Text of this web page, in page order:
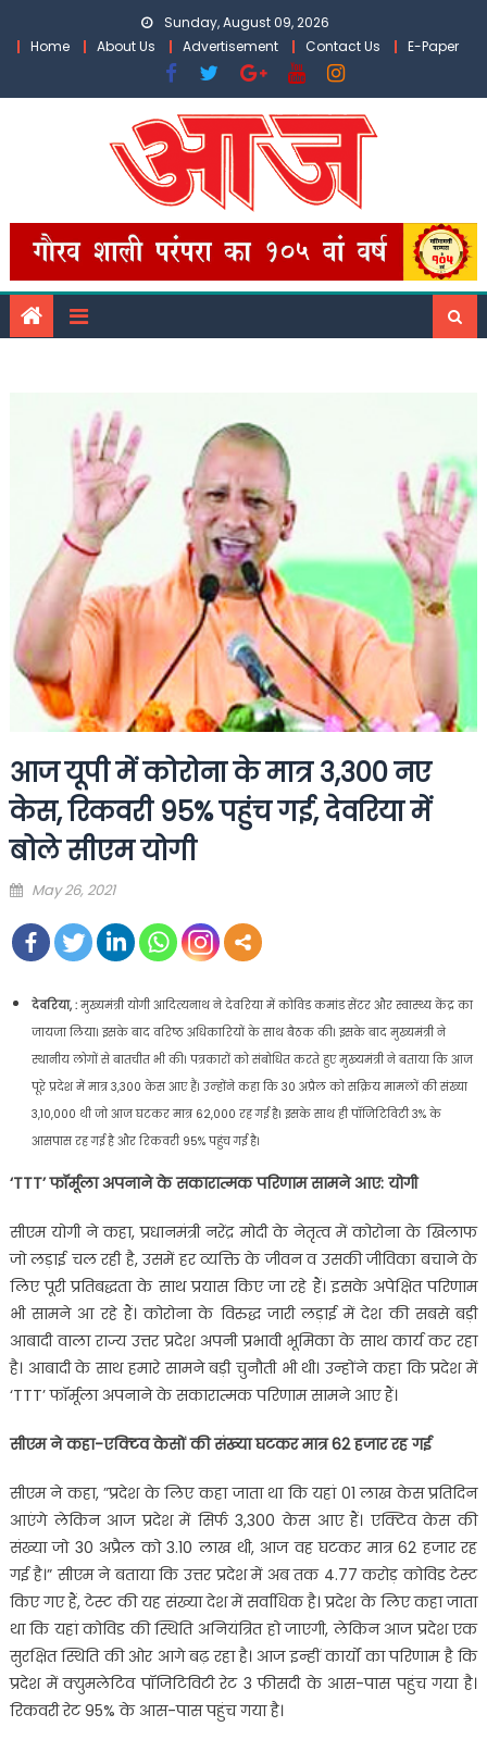
Sunday, August 09, 2026
Home
About Us Advertisement Contact Us E-Paper
आज यूपी में कोरोना के मात्र 3,300 नए
केस, रिकवरी 95% पहुंच गई, देवर‍िया में
बोले सीएम योगी
Posted
May 26, 2021
देवर‍िया, :मुख्यमंत्री योगी आदित्यनाथ ने देवरिया में कोविड कमांड सेंटर और स्वास्थ्य केंद्र का
जायजा लिया। इसके बाद वरिष्ठ अधिकारियों के साथ बैठक की। इसके बाद मुख्यमंत्री ने
स्थानीय लोगों से बातचीत भी की। पत्रकारों को संबोधि‍त करते हुए मुख्‍यमंत्री ने बताया कि आज
पूरे प्रदेश में मात्र 3,300 केस आए हैं। उन्‍होंने कहा कि 30 अप्रैल को सक्रिय मामलों की संख्या
3,10,000 थी जो आज घटकर मात्र 62,000 रह गई है। इसके साथ ही पॉजिटिविटी 3% के
आसपास रह गई है और रिकवरी 95% पहुंच गई है।
‘TTT’ फॉर्मूला अपनाने के सकारात्मक परिणाम सामने आए: योगी
सीएम योगी ने कहा, प्रधानमंत्री नरेंद्र मोदी के नेतृत्व में कोरोना के खिलाफ
जो लड़ाई चल रही है, उसमें हर व्यक्ति के जीवन व उसकी जीविका बचाने के
लिए पूरी प्रतिबद्धता के साथ प्रयास किए जा रहे हैं। इसके अपेक्षित परिणाम
भी सामने आ रहे हैं। कोरोना के विरुद्ध जारी लड़ाई में देश की सबसे बड़ी
आबादी वाला राज्य उत्तर प्रदेश अपनी प्रभावी भूमिका के साथ कार्य कर रहा
है। आबादी के साथ हमारे सामने बड़ी चुनौती भी थी। उन्‍होंने कहा कि प्रदेश में
‘TTT’ फॉर्मूला अपनाने के सकारात्मक परिणाम सामने आए हैं।
सीएम ने कहा-एक्‍ट‍िव केसों की संख्‍या घटकर मात्र 62 हजार रह गई
सीएम ने कहा, ”प्रदेश के लिए कहा जाता था कि यहां 01 लाख केस प्रतिदिन
आएंगे लेकिन आज प्रदेश में सिर्फ 3,300 केस आए हैं। एक्टिव केस की
संख्या जो 30 अप्रैल को 3.10 लाख थी, आज वह घटकर मात्र 62 हजार रह
गई है।” सीएम ने बताया कि उत्तर प्रदेश में अब तक 4.77 करोड़ कोविड टेस्ट
किए गए हैं, टेस्ट की यह संख्या देश में सर्वाधिक है। प्रदेश के लिए कहा जाता
था कि यहां कोविड की स्थिति अनियंत्रित हो जाएगी, लेकिन आज प्रदेश एक
सुरक्षित स्थिति की ओर आगे बढ़ रहा है। आज इन्हीं कार्यों का परिणाम है कि
प्रदेश में क्युमलेटिव पॉजिटिविटी रेट 3 फीसदी के आस-पास पहुंच गया है।
रिकवरी रेट 95% के आस-पास पहुंच गया है।